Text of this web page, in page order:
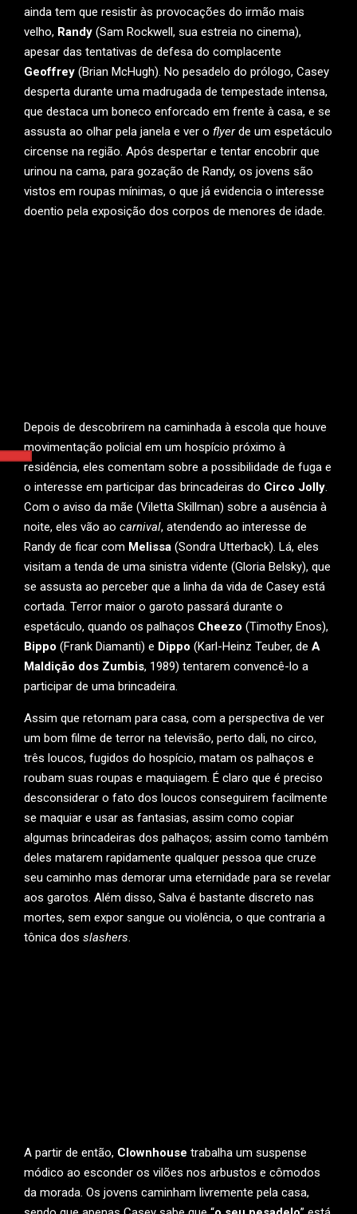
ainda tem que resistir às provocações do irmão mais
velho, Randy (Sam Rockwell, sua estreia no cinema),
apesar das tentativas de defesa do complacente
Geoffrey (Brian McHugh). No pesadelo do prólogo, Casey
desperta durante uma madrugada de tempestade intensa,
que destaca um boneco enforcado em frente à casa, e se
assusta ao olhar pela janela e ver o flyerde um espetáculo
circense na região. Após despertar e tentar encobrir que
urinou na cama, para gozação de Randy, os jovens são
vistos em roupas mínimas, o que já evidencia o interesse
doentio pela exposição dos corpos de menores de idade.
Depois de descobrirem na caminhada à escola que houve
movimentação policial em um hospício próximo à
residência, eles comentam sobre a possibilidade de fuga e
o interesse em participar das brincadeiras do Circo Jolly.
Com o aviso da mãe (Viletta Skillman) sobre a ausência à
noite, eles vão ao carnival, atendendo ao interesse de
Randy de ficar com Melissa (Sondra Utterback). Lá, eles
visitam a tenda de uma sinistra vidente (Gloria Belsky), que
se assusta ao perceber que a linha da vida de Casey está
cortada. Terror maior o garoto passará durante o
espetáculo, quando os palhaços Cheezo (Timothy Enos),
Bippo (Frank Diamanti) e Dippo (Karl-Heinz Teuber, de A
Maldição dos Zumbis, 1989) tentarem convencê-lo a
participar de uma brincadeira.
Assim que retornam para casa, com a perspectiva de ver
um bom filme de terror na televisão, perto dali, no circo,
três loucos, fugidos do hospício, matam os palhaços e
roubam suas roupas e maquiagem. É claro que é preciso
desconsiderar o fato dos loucos conseguirem facilmente
se maquiar e usar as fantasias, assim como copiar
algumas brincadeiras dos palhaços; assim como também
deles matarem rapidamente qualquer pessoa que cruze
seu caminho mas demorar uma eternidade para se revelar
aos garotos. Além disso, Salva é bastante discreto nas
mortes, sem expor sangue ou violência, o que contraria a
tônica dos slashers.
A partir de então, Clownhouse trabalha um suspense
módico ao esconder os vilões nos arbustos e cômodos
da morada. Os jovens caminham livremente pela casa,